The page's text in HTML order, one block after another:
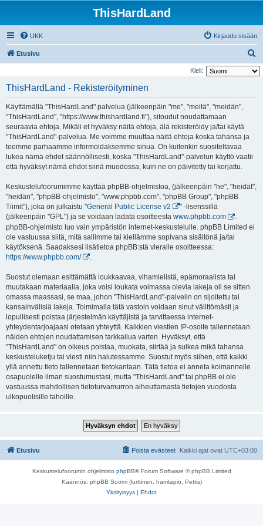
ThisHardLand
UKK Kirjaudu sisään
Etusivu
t
Kieli:
ThisHardLand - Rekisteröityminen
Käyttämällä "ThisHardLand" palvelua (jälkeenpäin "me", "meitä", "meidän",
"ThisHardLand", "https://www.thishardland.fi"), sitoudut noudattamaan
seuraavia ehtoja. Mikäli et hyväksy näitä ehtoja, älä rekisteröidy ja/tai käytä
"ThisHardLand"-palvelua. Me voimme muuttaa näitä ehtoja koska tahansa ja
teemme parhaamme informoidaksemme sinua. On kuitenkin suositeltavaa
lukea nämä ehdot säännöllisesti, koska "ThisHardLand"-palvelun käyttö vaatii
että hyväksyt nämä ehdot siinä muodossa, kuin ne on päivitetty tai korjattu.
Keskustelufoorumimme käyttää phpBB-ohjelmistoa, (jälkeenpäin "he", "heidät",
"heidän", "phpBB-ohjelmisto", "www.phpbb.com", "phpBB Group", "phpBB
Tiimit"), joka on julkaistu "General Public License v2
" -lisenssillä
(jälkeenpäin "GPL") ja se voidaan ladata osoitteesta www.phpbb.com
.
phpBB-ohjelmisto luo vain ympäristön internet-keskustelulle. phpBB Limited ei
ole vastuussa siitä, mitä sallimme tai kiellämme sopivana sisältönä ja/tai
käytöksenä. Saadaksesi lisätietoa phpBB:stä vieraile osoitteessa:
https://www.phpbb.com/
Suostut olemaan esittämättä loukkaavaa, vihamielistä, epämoraalista tai
muutakaan materiaalia, joka voisi loukata voimassa olevia lakeja oli se sitten
omassa maassasi, se maa, johon "ThisHardLand"-palvelin on sijoitettu tai
kansainvälisiä lakeja. Toimimalla tätä vastoin voidaan sinut välittömästi ja
lopullisesti poistaa järjestelmän käyttäjistä ja tarvittaessa internet-
yhteydentarjoajaasi otetaan yhteyttä. Kaikkien viestien IP-osoite tallennetaan
näiden ehtojen noudattamisen tarkkailua varten. Hyväksyt, että
"ThisHardLand" on oikeus poistaa, muokata, siirtää ja sulkea mikä tahansa
keskusteluketju tai viesti niin halutessamme. Suostut myös siihen, että kaikki
yllä annettu tieto tallennetaan tietokantaan. Tätä tietoa ei anneta kolmannelle
osapuolelle ilman suostumustasi, mutta "ThisHardLand" tai phpBB ei ole
vastuussa mahdollisen tietoturvamurron aiheuttamasta tietojen vuodosta
ulkopuolisille tahoille.
Etusivu Kaikki ajat ovat UTC+03:00
Poista evästeet
Keskustelufoorumin ohjelmisto phpBB® Forum Software © phpBB Limited
Käännös: phpBB Suomi (lurttinen, harritapio, Pettis)
Yksityisyys | Ehdot